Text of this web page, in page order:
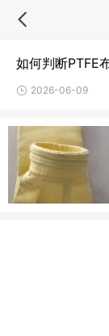
如何判断PTFE
2026-06-09